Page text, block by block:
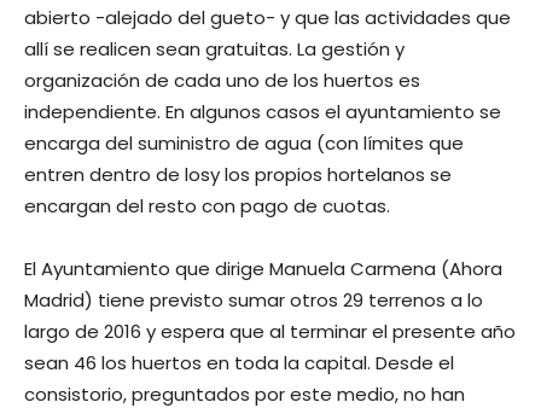
abierto -alejado del gueto- y que las actividades que
allí se realicen sean gratuitas. La gestión y
organización de cada uno de los huertos es
independiente. En algunos casos el ayuntamiento se
encarga del suministro de agua (con límites que
entren dentro de losy los propios hortelanos se
encargan del resto con pago de cuotas.
El Ayuntamiento que dirige Manuela Carmena (Ahora
Madrid) tiene previsto sumar otros 29 terrenos a lo
largo de 2016 y espera que al terminar el presente año
sean 46 los huertos en toda la capital. Desde el
consistorio, preguntados por este medio, no han